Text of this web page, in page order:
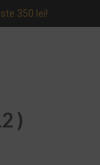
350 lei!
)